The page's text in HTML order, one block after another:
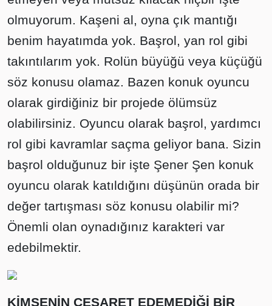
olmuyorum. Kaşeni al, oyna çık mantığı
benim hayatımda yok. Başrol, yan rol gibi
takıntılarım yok. Rolün büyüğü veya küçüğü
söz konusu olamaz. Bazen konuk oyuncu
olarak girdiğiniz bir projede ölümsüz
olabilirsiniz. Oyuncu olarak başrol, yardımcı
rol gibi kavramlar saçma geliyor bana. Sizin
başrol olduğunuz bir işte Şener Şen konuk
oyuncu olarak katıldığını düşünün orada bir
değer tartışması söz konusu olabilir mi?
Önemli olan oynadığınız karakteri var
edebilmektir.
KİMSENİN CESARET EDEMEDİĞİ BİR